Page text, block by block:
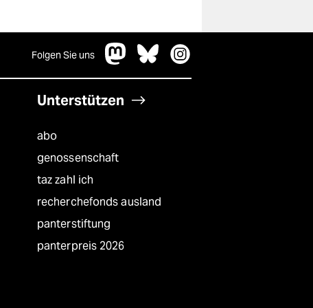
Folgen Sie uns
Unterstützen
abo
genossenschaft
taz zahl ich
recherchefonds ausland
panterstiftung
panterpreis 2026